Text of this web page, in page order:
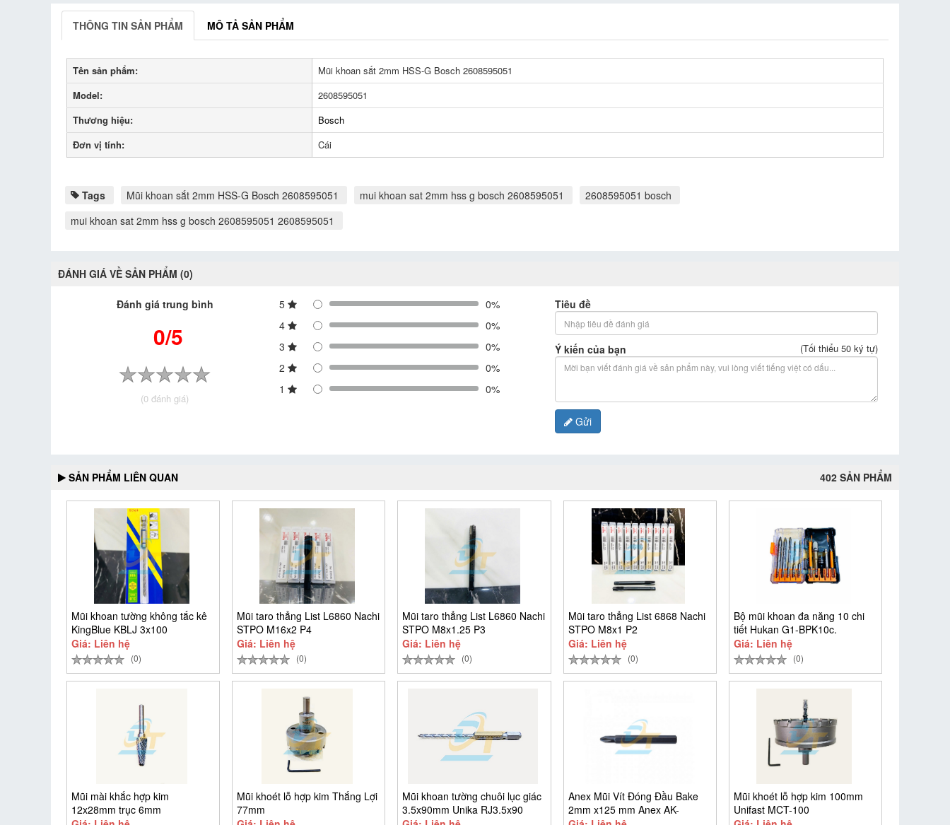
THÔNG TIN SẢN PHẨM MÔ TẢ SẢN PHẨM
Tên sản phẩm:
Mũi khoan sắt 2mm HSS-G Bosch 2608595051
Model:
2608595051
Thương hiệu:
Bosch
Đơn vị tính:
Cái
Tags Mũi khoan sắt 2mm HSS-G Bosch 2608595051 mui khoan sat 2mm hss g bosch 2608595051
2608595051 bosch
mui khoan sat 2mm hss g bosch 2608595051 2608595051
ĐÁNH GIÁ VỀ SẢN PHẨM (0)
Đánh giá trung bình
0/5
(0 đánh giá)
5
0%
4
0%
3
0%
2
0%
1
0%
Tiêu đề
Ý kiến của bạn (Tối thiểu 50 ký tự)
Gửi
SẢN PHẨM LIÊN QUAN 402 SẢN PHẨM
Mũi khoan tường không tắc kê
KingBlue KBLJ 3x100
Giá: Liên hệ
(0)
Mũi taro thẳng List L6860 Nachi
STPO M16x2 P4
Giá: Liên hệ
(0)
Mũi taro thẳng List L6860 Nachi
STPO M8x1.25 P3
Giá: Liên hệ
(0)
Mũi taro thẳng List 6868 Nachi
STPO M8x1 P2
Giá: Liên hệ
(0)
Bộ mũi khoan đa năng 10 chi
tiết Hukan G1-BPK10c.
Giá: Liên hệ
(0)
Mũi mài khắc hợp kim
12x28mm trục 6mm
Mũi khoét lỗ hợp kim Thắng Lợi
77mm
Mũi khoan tường chuôi lục giác
3.5x90mm Unika RJ3.5x90
Anex Mũi Vít Đóng Đầu Bake
2mm x125 mm Anex AK-
Mũi khoét lỗ hợp kim 100mm
Unifast MCT-100